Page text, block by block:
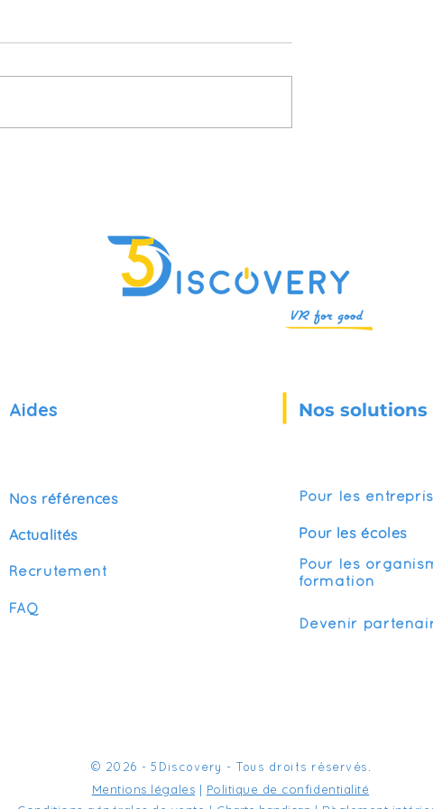
Aides
Nos références
Actualités
Recrutement
FAQ
Nos solutions
Pour les
Pour les écoles
Pour les
formation
Devenir
© 2026 - 5Discovery - Tous droits réservés.
Mentions légales | Politique de confidentialité